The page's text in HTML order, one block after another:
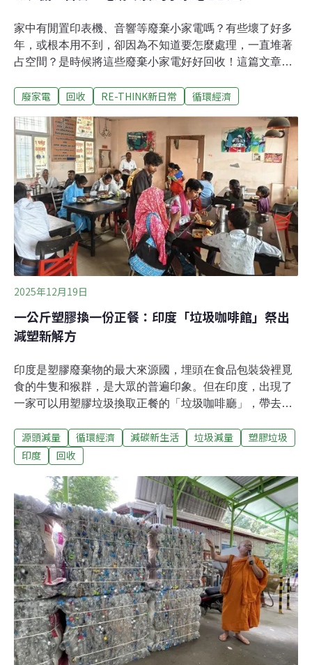
家中有閒置印表機、音響等廢棄小家電嗎？有些壞了好多
年，或根本用不到，卻因為不知道要怎麼處理，一直堆著
占空間？是時候將這些廢棄小家電好好回收！這篇文章整
印表機、電鍋、飲水機回收分類方式。文末也附上讓廢棄
丟？廢棄小家電類型眾多，不同小家電該怎麼回收處理，
也讓你很困惑嗎？首先，記得大重點！廢棄小家電回收多
半屬於廢電子電器類，或廢資訊物品類，只要妥善回收，
有機會再次被利用。 千萬不能把小家電當一般垃圾、隨意
丟棄，這樣會導致資源無法利用，還可能釋出有害物質，
對環境產生潛在風險。常見廢棄小家電回收有哪些類別？
小家電百百種，以下整理了常見廢棄小家電，一起來看看
如何正確回收！廢棄小家電回收：印表機回收印表機外殼
多為塑膠，內部零件則是由金屬和塑膠組成。印表機從
2001 年被公告列為「廢資訊物品」回收項目，可
廢家電 回收 RE-THINK新日常 循環經濟
2025年12月19日
一公斤塑膠換一份正餐：印度「垃圾咖啡館」祭出
減塑新解方
印度是塑膠廢棄物的最大來源國，埋頭在食品包裝袋裡覓
食的牛隻和猴群，是大眾的普遍印象。但在印度，出現了
一家可以用塑膠垃圾換取正餐的「垃圾咖啡廳」，帶去一
度社會的塑膠污染與飢餓問題，找到了雙贏的解方。在印
度東部一座小城，街頭的拾荒婦人曼達爾（Rashmi
換成代幣，再走進不遠處的咖啡館，用代幣「換回」一頓
熱騰騰的午餐。垃圾咖啡廳：一份正餐背後的社會創新印
度恰蒂斯加爾邦（Chhattisgarh）安比卡布爾市
（Ambikapur）的「垃圾咖啡館」（Garbage Café），主
打「用塑膠垃圾換溫飽」，收銀台後方一張白底紅字的牌
子寫著：一公斤塑膠，換一份正餐。這家餐廳由市政公司
（AMC）主導營運，透過將塑膠垃圾轉換成代幣，核心概
念是為印度社會的塑膠污染與飢餓問題，找到了雙贏的解
方。這間垃圾咖啡
源頭減量 循環經濟 減碳新生活 垃圾減量
塑膠垃圾
印度
回收